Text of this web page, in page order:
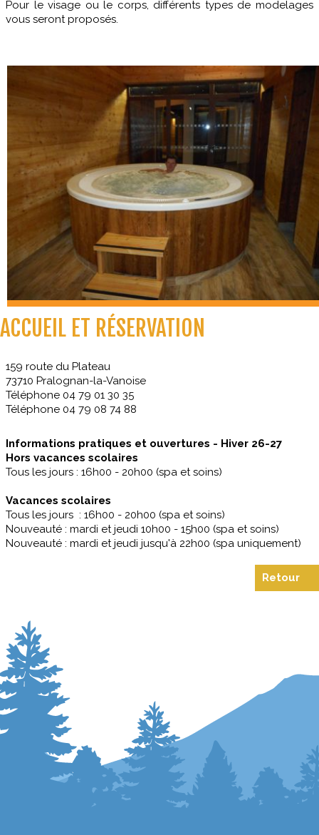
Pour le visage ou le corps, différents types de modelages
vous seront proposés.
ACCUEIL ET RÉSERVATION
159 route du Plateau
73710 Pralognan-la-Vanoise
Téléphone 04 79 01 30 35
Téléphone 04 79 08 74 88
Informations pratiques et ouvertures - Hiver 26-27
Hors vacances scolaires
Tous les jours : 16h00 - 20h00 (spa et soins)
Vacances scolaires
Tous les jours : 16h00 - 20h00 (spa et soins)
Nouveauté : mardi et jeudi 10h00 - 15h00 (spa et soins)
Nouveauté : mardi et jeudi jusqu'à 22h00 (spa uniquement)
Retour